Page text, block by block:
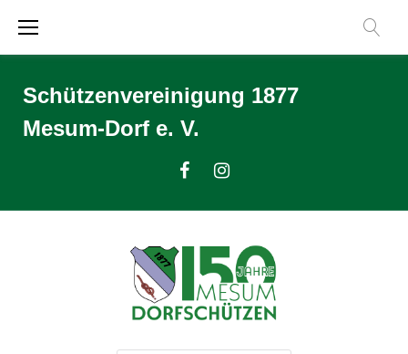
Schützenvereinigung 1877
Mesum-Dorf e. V.